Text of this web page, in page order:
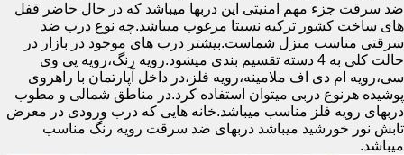
ضد سرقت جزء مهم امنیتی این دربها میباشد که در حال حاضر قفل
های ساخت کشور ترکیه نسبتا مرغوب میباشد.چه نوع درب ضد
سرقتی مناسب منزل شماست.بیشتر درب های موجود در بازار در
حالت کلی به 4 دسته تقسیم بندی میشود.رویه رنگ،رویه پی وی
سی،رویه ام دی اف ملامینه،رویه فلز،در داخل آپارتمان با راهروی
پوشیده هرنوع دربی میتوان استفاده کرد.در مناطق شمالی و مطوب
دربهای رویه فلز مناسب میباشد.خانه هایی که درب ورودی در معرض
تابش نور خورشید میباشد دربهای ضد سرقت رویه رنگ مناسب
میباشد.